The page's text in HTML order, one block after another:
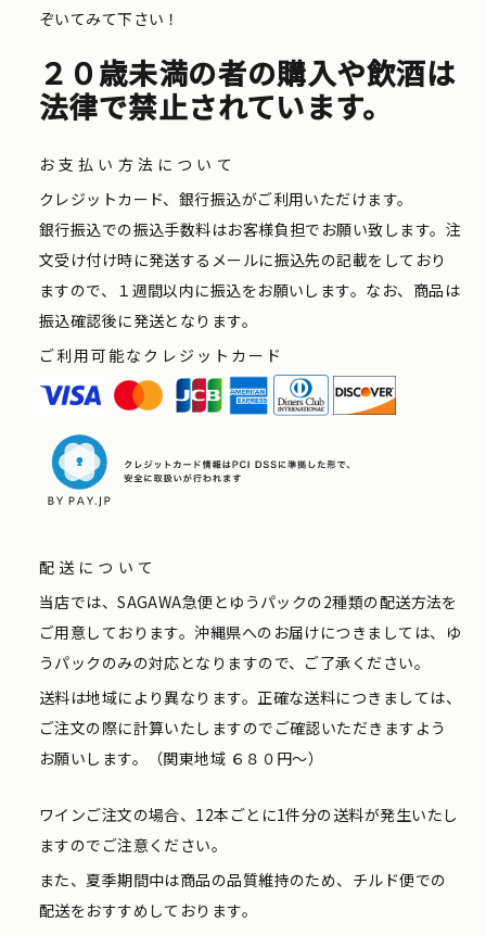
ぞいてみて下さい！
２０歳未満の者の購入や飲酒は
法律で禁止されています。
お支払い方法について
クレジットカード、銀行振込がご利用いただけます。
銀行振込での振込手数料はお客様負担でお願い致します。注
文受け付け時に発送するメールに振込先の記載をしており
ますので、１週間以内に振込をお願いします。なお、商品は
振込確認後に発送となります。
ご利用可能なクレジットカード
配送について
当店では、SAGAWA急便とゆうパックの2種類の配送方法を
ご用意しております。沖縄県へのお届けにつきましては、ゆ
うパックのみの対応となりますので、ご了承ください。
送料は地域により異なります。正確な送料につきましては、
ご注文の際に計算いたしますのでご確認いただきますよう
お願いします。（関東地域 ６８０円〜）
ワインご注文の場合、12本ごとに1件分の送料が発生いたし
ますのでご注意ください。
また、夏季期間中は商品の品質維持のため、チルド便での
配送をおすすめしております。